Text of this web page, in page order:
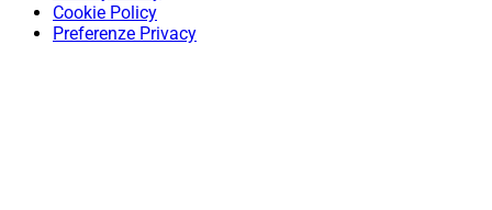
Cookie Policy
Preferenze Privacy